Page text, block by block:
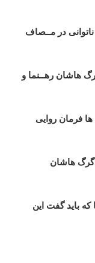
ناتوانی در مــصاف
هاشان رهــنما و
ها فرمان روایی
گرگ هاشان
که باید گفت این